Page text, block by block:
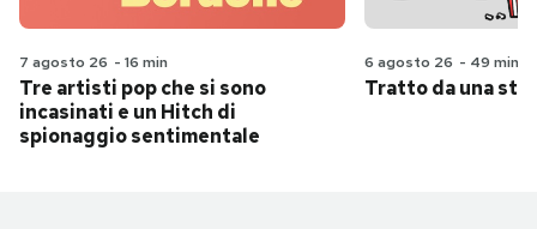
7 agosto 26 - 16 min
Tre artisti pop che si sono
incasinati e un Hitch di
spionaggio sentimentale
6 agosto 26 - 49 min
Tratto da una